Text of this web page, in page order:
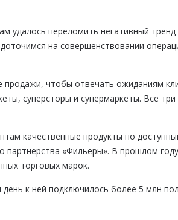
переломить негативный тренд
на совершенствовании
продажи, чтобы отвечать ожиданиям
суперсторы и супермаркеты. Все
качественные продукты по
«Фильеры». В прошлом
торговых марок.
к ней подключилось более 5 млн